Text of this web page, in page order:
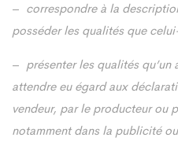
– correspondre à la
posséder les qualités que
– présenter les qualités
attendre eu égard aux
vendeur, par le producteur ou
notamment dans la publicité